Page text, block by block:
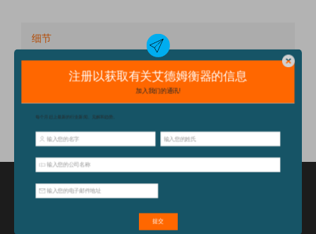
细节
技术规格
配件
特点和优点